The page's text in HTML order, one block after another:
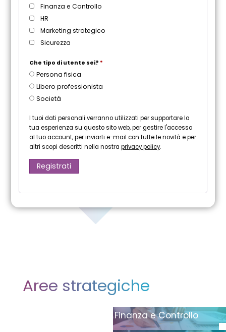
Finanza e Controllo
HR
Marketing strategico
Sicurezza
Che tipo di utente sei? *
Persona fisica
Libero professionista
Società
I tuoi dati personali verranno utilizzati per supportare la
tua esperienza su questo sito web, per gestire l'accesso
al tuo account, per inviarti e-mail con tutte le novità e per
altri scopi descritti nella nostra privacy policy.
Registrati
Aree strategiche
Finanza e Controllo